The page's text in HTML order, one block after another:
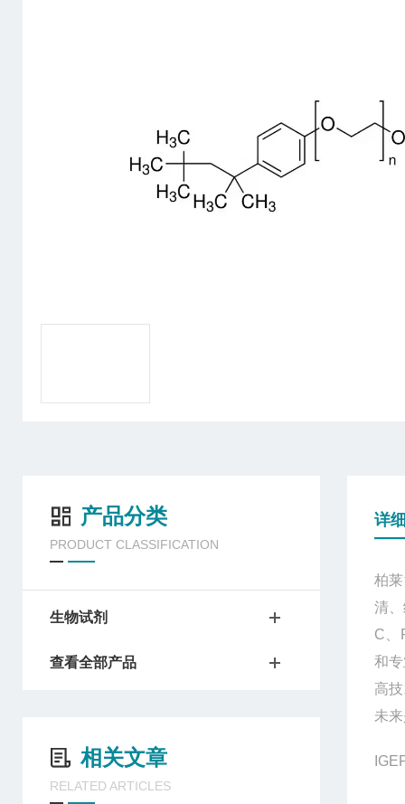
产品分类
PRODUCT CLASSIFICATION
生物试剂
查看全部产品
相关文章
RELATED ARTICLES
详
柏
清
C、
和
高
未